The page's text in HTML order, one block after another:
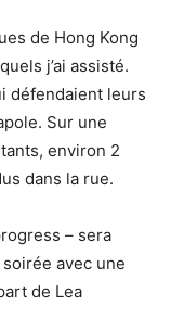
de Hong Kong
j’ai assisté.
défendaient leurs
Sur une
environ 2
dans la rue.
– sera
avec une
de Lea